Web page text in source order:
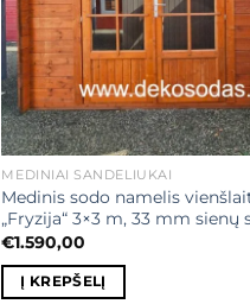
MEDINIAI SANDĖLIUKAI
Medinis sodo namelis
„Fryzija“ 3×3 m, 33 mm sienų
€1.590,00
Į KREPŠELĮ